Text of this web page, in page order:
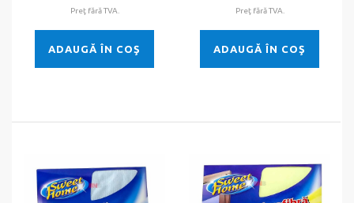
Preţ fără TVA.
ADAUGĂ ÎN COŞ
Preţ fără TVA.
ADAUGĂ ÎN COŞ